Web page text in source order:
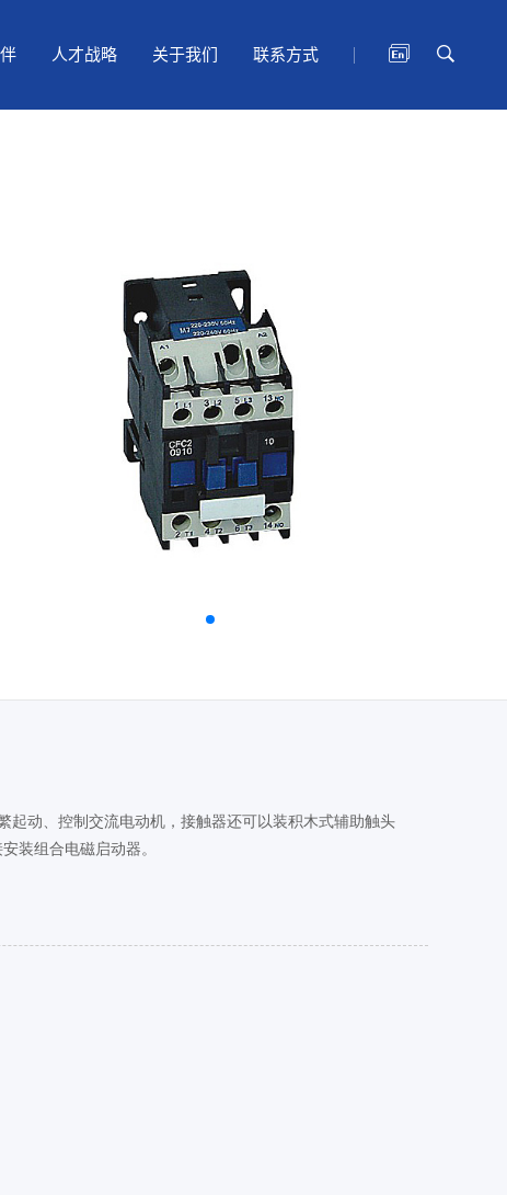
人才战略 关于我们 联系方式
起动、控制交流电动机，接触器还可以装积木式辅助触头
装组合电磁启动器。